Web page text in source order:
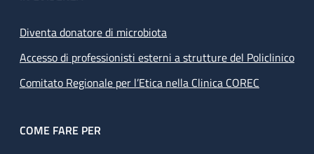
Diventa donatore di microbiota
Accesso di professionisti esterni a strutture del Policlinico
Comitato Regionale per l’Etica nella Clinica COREC
COME FARE PER